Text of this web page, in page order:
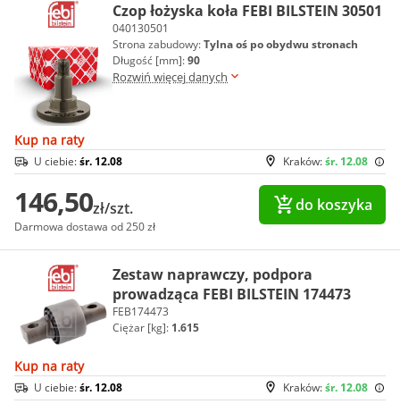
Czop łożyska koła FEBI BILSTEIN 30501
040130501
Strona zabudowy:Tylna oś po obydwu stronach
Długość [mm]:90
Rozwiń więcej danych
Kup na raty
Kraków:śr. 12.08
U ciebie:śr. 12.08
146,50zł/szt.
Darmowa dostawa od 250 zł
do koszyka
Zestaw naprawczy, podpora
prowadząca FEBI BILSTEIN 174473
FEB174473
Ciężar [kg]: 1.615
Kup na raty
Kraków:śr. 12.08
U ciebie:śr. 12.08